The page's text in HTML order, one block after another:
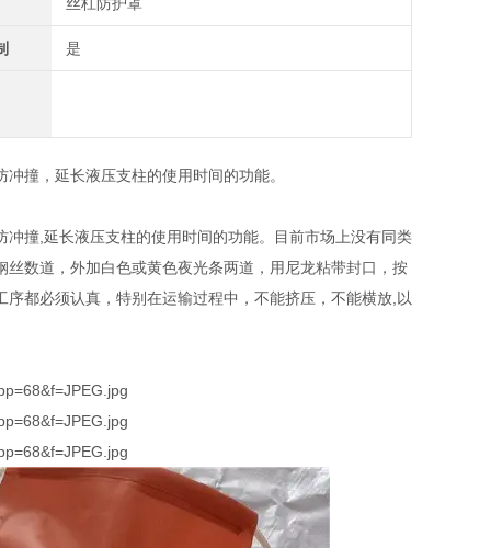
是
撞，延长液压支柱的使用时间的功能。
撞,延长液压支柱的使用时间的功能。目前市场上没有同类
数道，外加白色或黄色夜光条两道，用尼龙粘带封口，按
都必须认真，特别在运输过程中，不能挤压，不能横放,以